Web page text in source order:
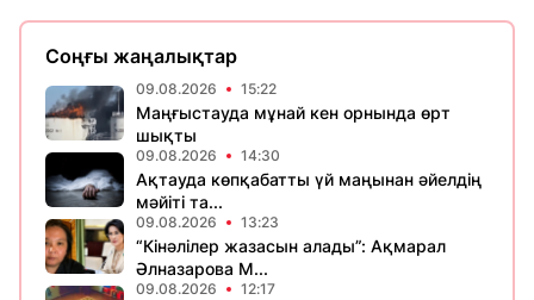
Соңғы жаңалықтар
09.08.2026 15:22
Маңғыстауда мұнай кен орнында өрт
шықты
09.08.2026 14:30
Ақтауда көпқабатты үй маңынан әйелдің
мәйіті та...
09.08.2026 13:23
“Кінәлілер жазасын алады”: Ақмарал
Әлназарова М...
09.08.2026 12:17